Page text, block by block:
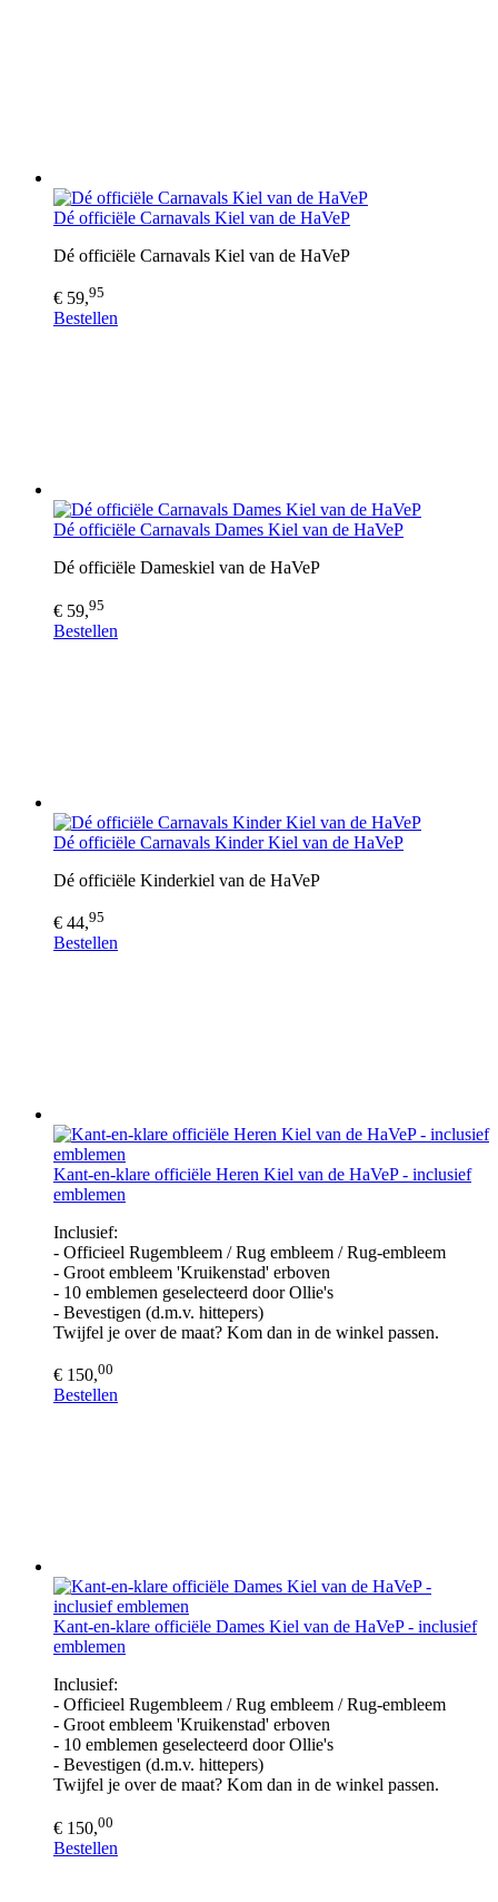
Dé officiële Carnavals Kiel van de HaVeP
Dé officiële Carnavals Kiel van de HaVeP
€ 59,95
Bestellen
Dé officiële Carnavals Dames Kiel van de HaVeP
Dé officiële Dameskiel van de HaVeP
€ 59,95
Bestellen
Dé officiële Carnavals Kinder Kiel van de HaVeP
Dé officiële Kinderkiel van de HaVeP
€ 44,95
Bestellen
Kant-en-klare officiële Heren Kiel van de HaVeP - inclusief
emblemen
Inclusief:
- Officieel Rugembleem / Rug embleem / Rug-embleem
- Groot embleem 'Kruikenstad' erboven
- 10 emblemen geselecteerd door Ollie's
- Bevestigen (d.m.v. hittepers)
Twijfel je over de maat? Kom dan in de winkel passen.
€ 150,00
Bestellen
Kant-en-klare officiële Dames Kiel van de HaVeP - inclusief
emblemen
Inclusief:
- Officieel Rugembleem / Rug embleem / Rug-embleem
- Groot embleem 'Kruikenstad' erboven
- 10 emblemen geselecteerd door Ollie's
- Bevestigen (d.m.v. hittepers)
Twijfel je over de maat? Kom dan in de winkel passen.
€ 150,00
Bestellen